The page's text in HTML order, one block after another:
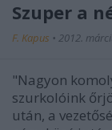
Szuper a
F. Kapus • 2012.
"Nagyon
szurkolóink
után, a